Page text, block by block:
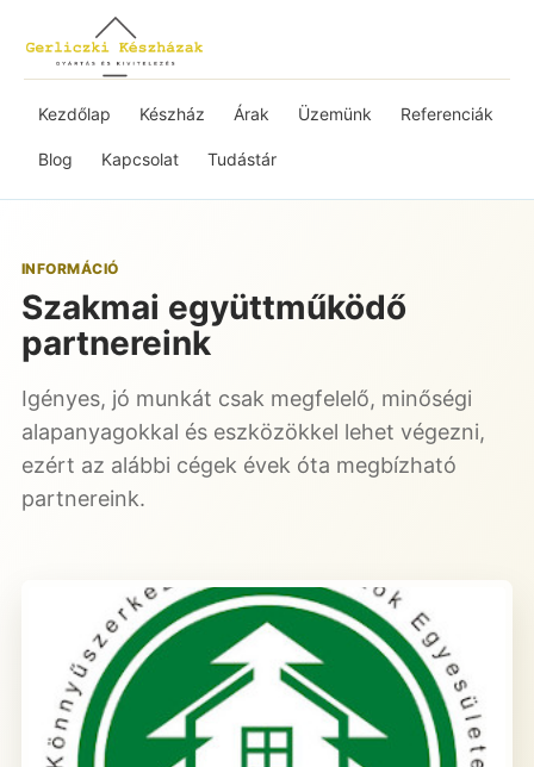
Kezdőlap Készház Árak Üzemünk Referenciák
Blog Kapcsolat Tudástár
INFORMÁCIÓ
Szakmai együttműködő
partnereink
Igényes, jó munkát csak megfelelő, minőségi
alapanyagokkal és eszközökkel lehet végezni,
ezért az alábbi cégek évek óta megbízható
partnereink.